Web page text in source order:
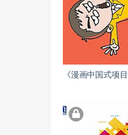
《漫画中国式项目